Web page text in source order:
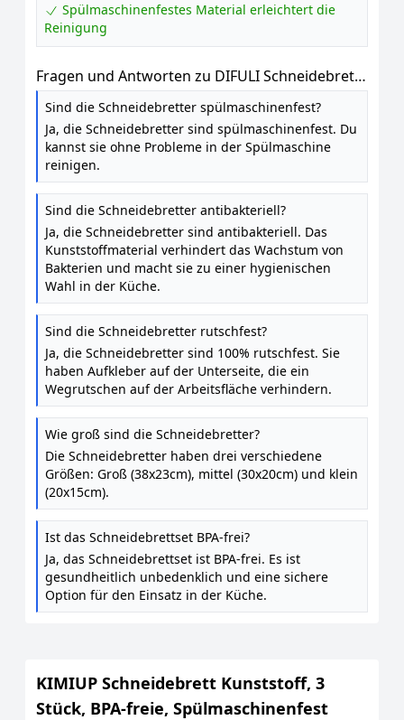
Spülmaschinenfestes Material erleichtert die
Reinigung
Fragen und Antworten zu DIFULI Schneidebrett
Set 3-teilig Granitoptik, 100% Rutschfeste
Aufkleber und Saftkanal, BPA-Free, mit Griff
Schneidebretter Kunststoff Antibakteriell,
Küchenzubehör, Küchen Gadgets, Küchenhelfer
Sind die Schneidebretter spülmaschinenfest?
Ja, die Schneidebretter sind spülmaschinenfest. Du
kannst sie ohne Probleme in der Spülmaschine
reinigen.
Sind die Schneidebretter antibakteriell?
Ja, die Schneidebretter sind antibakteriell. Das
Kunststoffmaterial verhindert das Wachstum von
Bakterien und macht sie zu einer hygienischen
Wahl in der Küche.
Sind die Schneidebretter rutschfest?
Ja, die Schneidebretter sind 100% rutschfest. Sie
haben Aufkleber auf der Unterseite, die ein
Wegrutschen auf der Arbeitsfläche verhindern.
Wie groß sind die Schneidebretter?
Die Schneidebretter haben drei verschiedene
Größen: Groß (38x23cm), mittel (30x20cm) und klein
(20x15cm).
Ist das Schneidebrettset BPA-frei?
Ja, das Schneidebrettset ist BPA-frei. Es ist
gesundheitlich unbedenklich und eine sichere
Option für den Einsatz in der Küche.
KIMIUP Schneidebrett Kunststoff, 3
Stück, BPA-freie, Spülmaschinenfest